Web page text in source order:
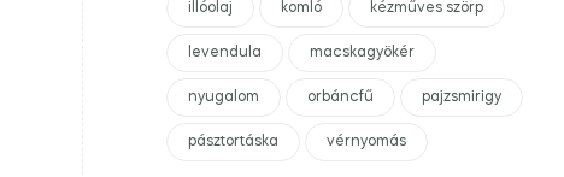
illóolaj komló kézműves szörp
levendula macskagyökér
nyugalom orbáncfű pajzsmirigy
pásztortáska vérnyomás